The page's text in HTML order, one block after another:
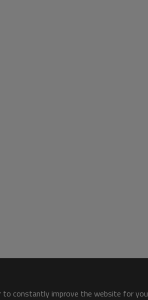
to constantly improve the website for you.